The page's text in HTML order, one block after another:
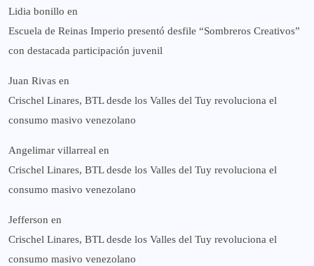
Lidia bonillo en
Escuela de Reinas Imperio presentó desfile “Sombreros Creativos”
con destacada participación juvenil
Juan Rivas en
Crischel Linares, BTL desde los Valles del Tuy revoluciona el
consumo masivo venezolano
Angelimar villarreal en
Crischel Linares, BTL desde los Valles del Tuy revoluciona el
consumo masivo venezolano
Jefferson en
Crischel Linares, BTL desde los Valles del Tuy revoluciona el
consumo masivo venezolano